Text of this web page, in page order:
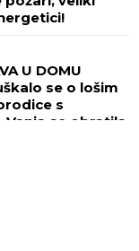
U DOMU
se o lošim
s
Vanja se obratila